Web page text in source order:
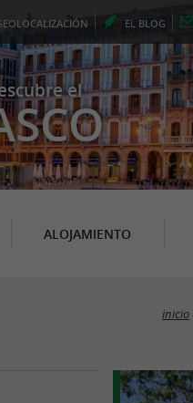
LOCALIZACIÓN EL BLOG
el
ALOJAMIENTO
inicio